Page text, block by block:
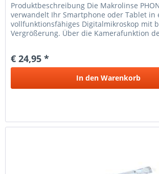
Produkt­beschreibung Die Makrolinse
verwandelt Ihr Smartphone oder Tablet in
vollfunktionsfähiges Digitalmikroskop mit
Vergrößerung. Über die Kamerafunktion
€ 24,95 *
In den Warenkorb